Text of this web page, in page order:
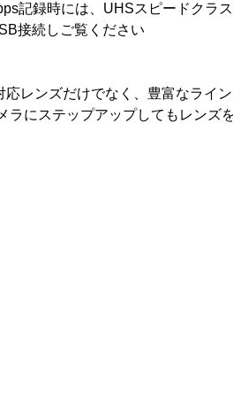
記録時には、UHSスピードクラ
接続しご覧ください
レンズだけでなく、豊富なライ
にステップアップしてもレンズ